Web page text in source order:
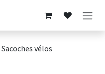
Sacoches vélos